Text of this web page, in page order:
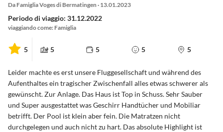
Da Famiglia Voges di Bermatingen · 13.01.2023
Periodo di viaggio: 31.12.2022
viaggiando come: Famiglia
5 5 5 5 5
Leider machte es erst unsere Fluggesellschaft und während des
Aufenthaltes ein tragischer Zwischenfall alles etwas schwerer als
gewünscht. Zur Anlage. Das Haus ist Top in Schuss. Sehr Sauber
und Super ausgestattet was Geschirr Handtücher und Mobiliar
betrifft. Der Pool ist klein aber fein. Die Matratzen nicht
durchgelegen und auch nicht zu hart. Das absolute Highlight ist